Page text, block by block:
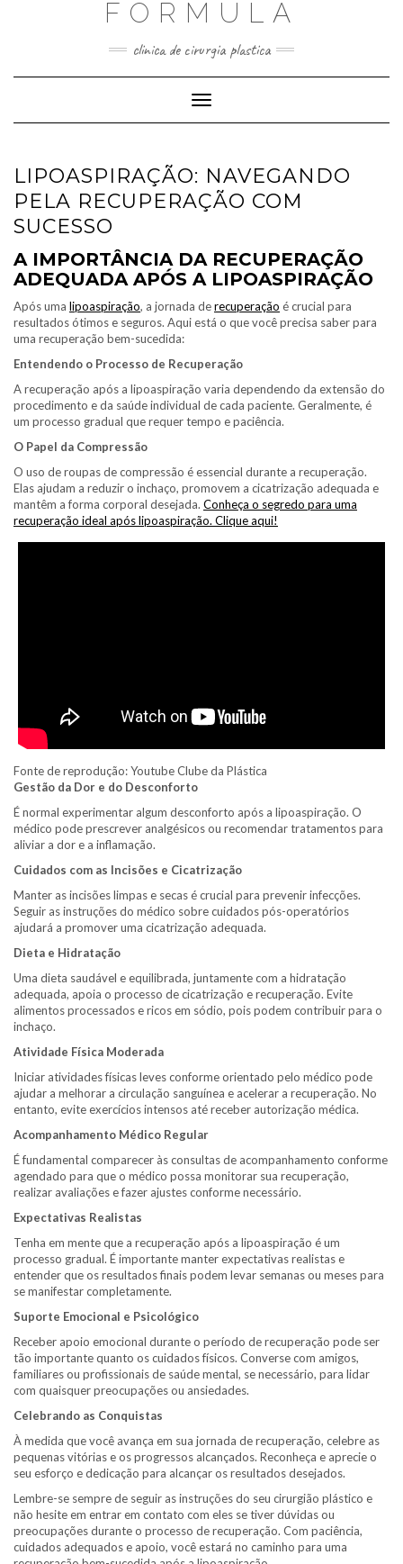
FORMULA
clinica de cirurgia plastica
Toggle
Navigation
LIPOASPIRAÇÃO: NAVEGANDO
PELA RECUPERAÇÃO COM
SUCESSO
A IMPORTÂNCIA DA RECUPERAÇÃO
ADEQUADA APÓS A LIPOASPIRAÇÃO
Após uma lipoaspiração, a jornada derecuperação é crucial para
resultados ótimos e seguros. Aqui está o que você precisa saber para
uma recuperação bem-sucedida:
Entendendo o Processo de Recuperação
A recuperação após a lipoaspiração varia dependendo da extensão do
procedimento e da saúde individual de cada paciente. Geralmente, é
um processo gradual que requer tempo e paciência.
O Papel da Compressão
O uso de roupas de compressão é essencial durante a recuperação.
Elas ajudam a reduzir o inchaço, promovem a cicatrização adequada e
mantêm a forma corporal desejada. Conheça o segredo para uma
recuperação ideal após lipoaspiração. Clique aqui!
Fonte de reprodução: Youtube Clube da Plástica
Gestão da Dor e do Desconforto
É normal experimentar algum desconforto após a lipoaspiração. O
médico pode prescrever analgésicos ou recomendar tratamentos para
aliviar a dor e a inflamação.
Cuidados com as Incisões e Cicatrização
Manter as incisões limpas e secas é crucial para prevenir infecções.
Seguir as instruções do médico sobre cuidados pós-operatórios
ajudará a promover uma cicatrização adequada.
Dieta e Hidratação
Uma dieta saudável e equilibrada, juntamente com a hidratação
adequada, apoia o processo de cicatrização e recuperação. Evite
alimentos processados e ricos em sódio, pois podem contribuir para o
inchaço.
Atividade Física Moderada
Iniciar atividades físicas leves conforme orientado pelo médico pode
ajudar a melhorar a circulação sanguínea e acelerar a recuperação. No
entanto, evite exercícios intensos até receber autorização médica.
Acompanhamento Médico Regular
É fundamental comparecer às consultas de acompanhamento conforme
agendado para que o médico possa monitorar sua recuperação,
realizar avaliações e fazer ajustes conforme necessário.
Expectativas Realistas
Tenha em mente que a recuperação após a lipoaspiração é um
processo gradual. É importante manter expectativas realistas e
entender que os resultados finais podem levar semanas ou meses para
se manifestar completamente.
Suporte Emocional e Psicológico
Receber apoio emocional durante o período de recuperação pode ser
tão importante quanto os cuidados físicos. Converse com amigos,
familiares ou profissionais de saúde mental, se necessário, para lidar
com quaisquer preocupações ou ansiedades.
Celebrando as Conquistas
À medida que você avança em sua jornada de recuperação, celebre as
pequenas vitórias e os progressos alcançados. Reconheça e aprecie o
seu esforço e dedicação para alcançar os resultados desejados.
Lembre-se sempre de seguir as instruções do seu cirurgião plástico e
não hesite em entrar em contato com eles se tiver dúvidas ou
preocupações durante o processo de recuperação. Com paciência,
cuidados adequados e apoio, você estará no caminho para uma